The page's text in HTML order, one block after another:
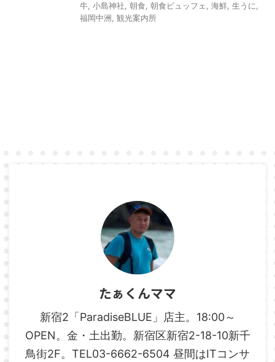
牛 小島神社 朝食 朝食ビュッフェ 海鮮 生うに
福岡中洲 観光案内所
たぁくんママ
新宿2「ParadiseBLUE」店主。18:00～
OPEN。金・土出勤。新宿区新宿2-18-10新千
鳥街2F。TEL03-6662-6504 昼間はITコンサ